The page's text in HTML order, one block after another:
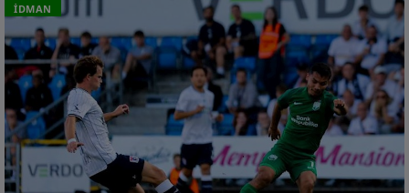
İDMAN